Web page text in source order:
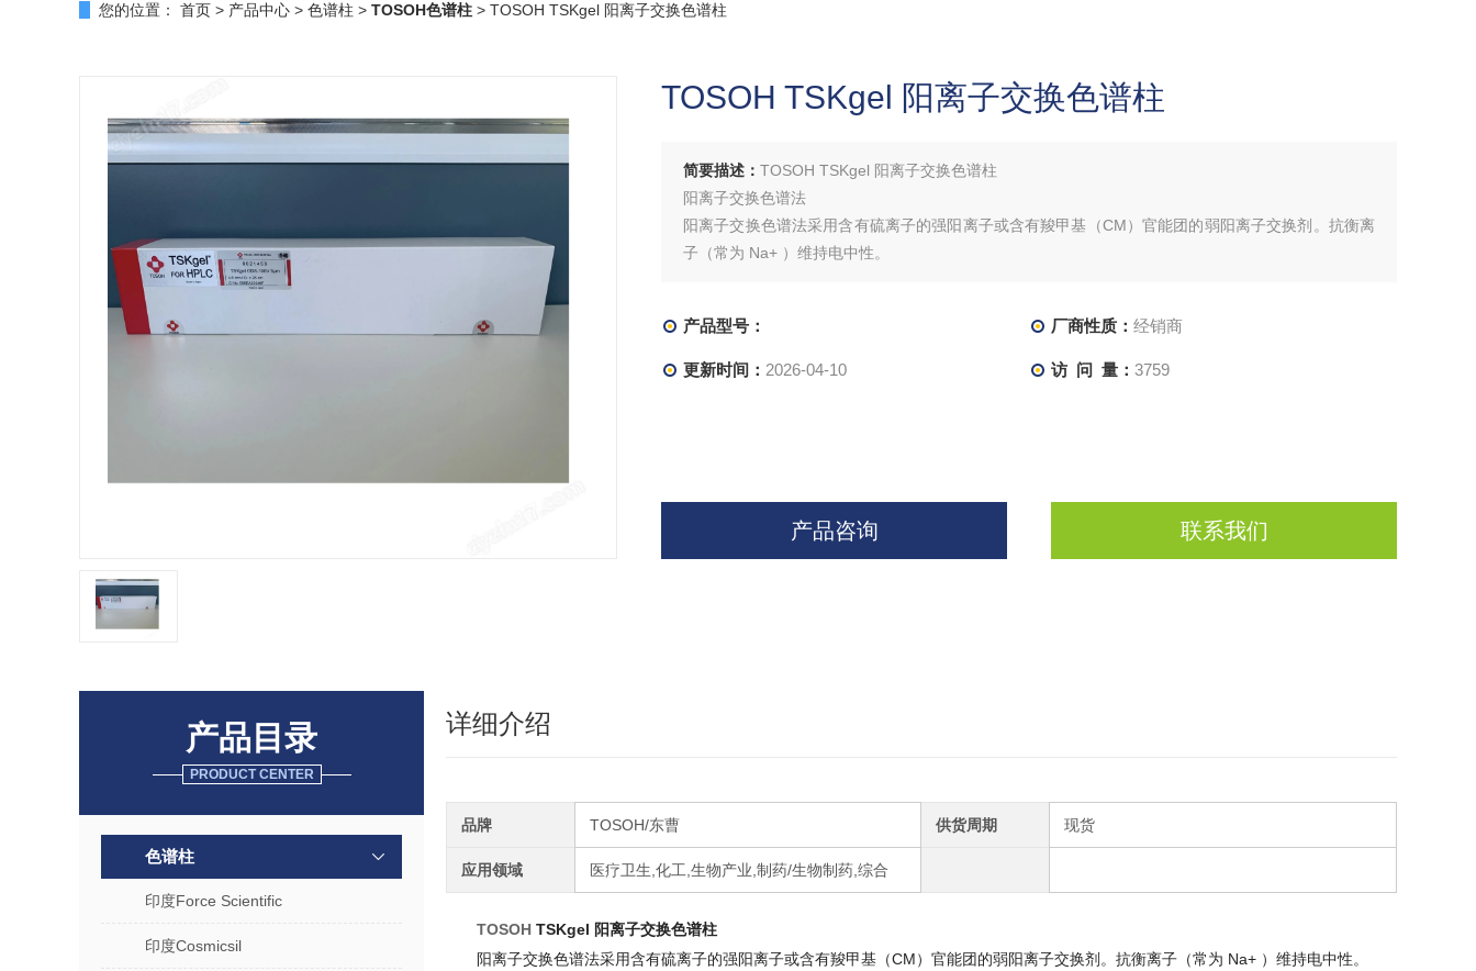
您的位置： 首页 > 产品中心 > 色谱柱 > TOSOH色谱柱 > TOSOH TSKgel 阳离子交换色谱柱
TOSOH TSKgel 阳离子交换色谱柱
简要描述： TOSOH TSKgel 阳离子交换色谱柱
阳离子交换色谱法
阳离子交换色谱法采用含有硫离子的强阳离子或含有羧甲基（CM）官能团的弱阳离子交换剂。抗衡离
子（常为 Na+ ）维持电中性。
产品型号： 厂商性质： 经销商
更新时间： 2026-04-10 访 问 量： 3759
产品咨询 联系我们
产品目录
PRODUCT CENTER
色谱柱
印度Force Scientific
印度Cosmicsil
详细介绍
品牌 TOSOH/东曹 供货周期 现货
应用领域 医疗卫生,化工,生物产业,制药/生物制药,综合
TOSOH TSKgel 阳离子交换色谱柱
阳离子交换色谱法采用含有硫离子的强阳离子或含有羧甲基（CM ）官能团的弱阳离子交换剂。抗衡离子（常为 Na+ ）维持电中性。